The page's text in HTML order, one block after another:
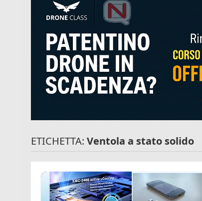
ETICHETTA: Ventola a stato solido